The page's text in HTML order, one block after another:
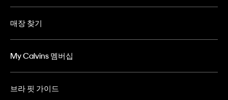
매장 찾기
My Calvins 멤버십
브라 핏 가이드